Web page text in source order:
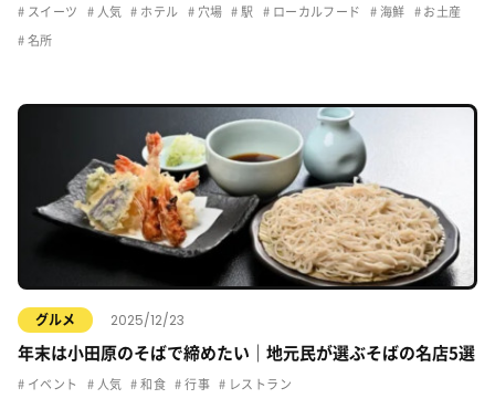
スイーツ 人気 ホテル 穴場 駅 ローカルフード 海鮮 お土産
名所
グルメ 2025/12/23
年末は小田原のそばで締めたい｜地元民が選ぶそばの名店5選
イベント 人気 和食 行事 レストラン